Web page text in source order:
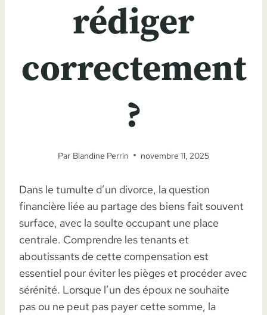
rédiger
correctement
?
Par Blandine Perrin novembre 11, 2025
Dans le tumulte d’un divorce, la question
financière liée au partage des biens fait souvent
surface, avec la soulte occupant une place
centrale. Comprendre les tenants et
aboutissants de cette compensation est
essentiel pour éviter les pièges et procéder avec
sérénité. Lorsque l’un des époux ne souhaite
pas ou ne peut pas payer cette somme, la